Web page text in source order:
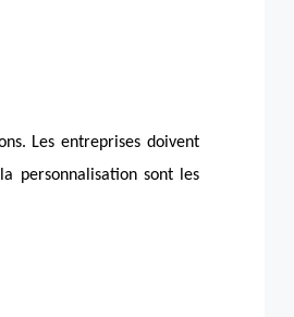
Les entreprises doivent
personnalisation sont les